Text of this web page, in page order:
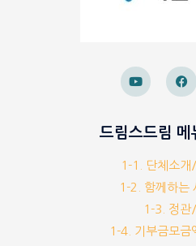
드림스드림 메
1-1. 단체소개
1-2. 함께하는
1-3. 정관
1-4. 기부금모금